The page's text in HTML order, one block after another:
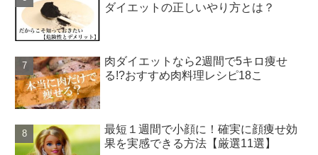
ダイエットの正しいやり方とは？
肉ダイエットなら2週間で5キロ痩せ
る!?おすすめ肉料理レシピ18こ
最短１週間で小顔に！確実に顔痩せ効
果を実感できる方法【厳選11選】